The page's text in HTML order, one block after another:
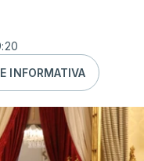
INFORMATIVA